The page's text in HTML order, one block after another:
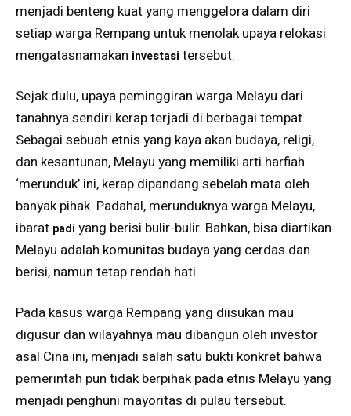
menjadi benteng kuat yang menggelora dalam diri
setiap warga Rempang untuk menolak upaya relokasi
mengatasnamakan investasi tersebut.
Sejak dulu, upaya peminggiran warga Melayu dari
tanahnya sendiri kerap terjadi di berbagai tempat.
Sebagai sebuah etnis yang kaya akan budaya, religi,
dan kesantunan, Melayu yang memiliki arti harfiah
‘merunduk’ ini, kerap dipandang sebelah mata oleh
banyak pihak. Padahal, merunduknya warga Melayu,
ibarat padi yang berisi bulir-bulir. Bahkan, bisa diartikan
Melayu adalah komunitas budaya yang cerdas dan
berisi, namun tetap rendah hati.
Pada kasus warga Rempang yang diisukan mau
digusur dan wilayahnya mau dibangun oleh investor
asal Cina ini, menjadi salah satu bukti konkret bahwa
pemerintah pun tidak berpihak pada etnis Melayu yang
menjadi penghuni mayoritas di pulau tersebut.